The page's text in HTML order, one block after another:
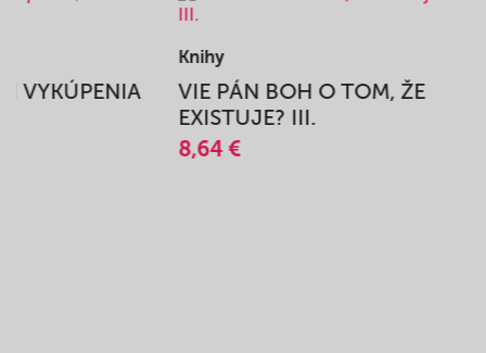
VYKÚPENIA
Knihy
VIE PÁN BOH O TOM, ŽE
EXISTUJE? III.
8,64 €